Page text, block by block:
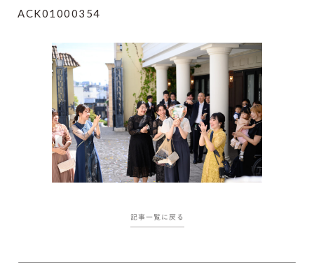
ACK01000354
記事一覧に戻る